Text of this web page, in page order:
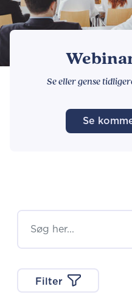
Se eller gense
Se
Filter